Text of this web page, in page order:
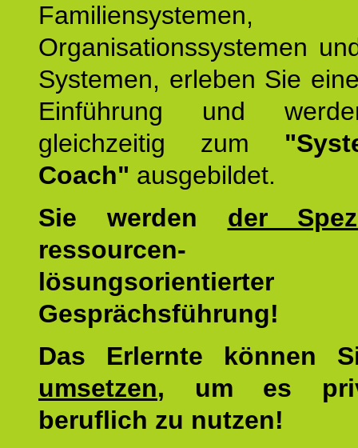
Familiensystemen,
Organisationssystemen
Systemen, erleben Sie
Einführung und
gleichzeitig zum
Coach" ausgebildet.
Sie werden der
lösungsorientierter
Gesprächsführung!
Das Erlernte können
umsetzen, um es
beruflich zu nutzen!